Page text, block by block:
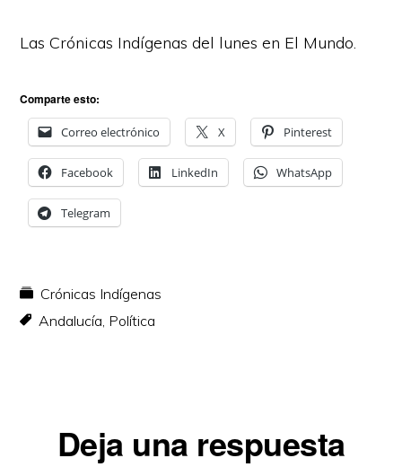
Las Crónicas Indígenas del lunes en El Mundo.
Comparte esto:
Correo electrónico X Pinterest
Facebook LinkedIn WhatsApp
Telegram
Crónicas Indígenas
Andalucía, Política
Interacciones
Deja una respuesta